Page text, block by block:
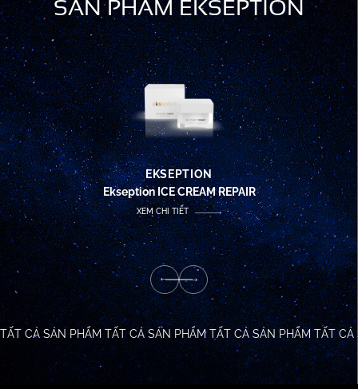
SẢN PHẨM EKSEPTION
EKSEPTION
Ekseption ICE CREAM REPAIR
XEM CHI TIẾT
TẤT CẢ SẢN PHẨM TẤT CẢ SẢN PHẨM TẤT CẢ SẢN PHẨM TẤT CẢ